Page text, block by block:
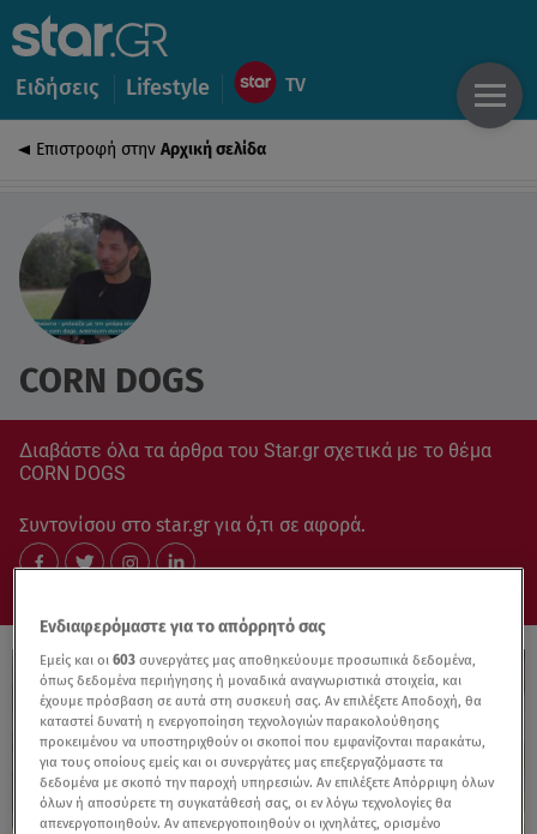
Ειδήσεις Lifestyle
Επιστροφή στην Αρχική σελίδα
CORN DOGS
Διαβάστε όλα τα άρθρα του Star.gr σχετικά με το θέμα
CORN DOGS
Συντονίσου στο star.gr για ό,τι σε αφορά.
Ενδιαφερόμαστε για το απόρρητό σας
Εμείς και οι603 συνεργάτες μας αποθηκεύουμε προσωπικά δεδομένα,
όπως δεδομένα περιήγησης ή μοναδικά αναγνωριστικά στοιχεία, και
έχουμε πρόσβαση σε αυτά στη συσκευή σας. Αν επιλέξετε Αποδοχή, θα
καταστεί δυνατή η ενεργοποίηση τεχνολογιών παρακολούθησης
προκειμένου να υποστηριχθούν οι σκοποί που εμφανίζονται παρακάτω,
για τους οποίους εμείς και οι συνεργάτες μας επεξεργαζόμαστε τα
δεδομένα με σκοπό την παροχή υπηρεσιών. Αν επιλέξετε Απόρριψη όλων
όλων ή αποσύρετε τη συγκατάθεσή σας, οι εν λόγω τεχνολογίες θα
απενεργοποιηθούν. Αν απενεργοποιηθούν οι ιχνηλάτες, ορισμένο